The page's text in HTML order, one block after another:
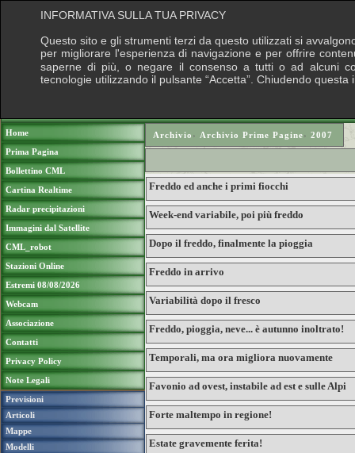
Home
Prima Pagina
Bollettino CML
Cartina Realtime
Radar precipitazioni
Immagini dal Satellite
CML_robot
Stazioni Online
Estremi 08/08/2026
Webcam
Associazione
Contatti
Privacy Policy
Note Legali
Previsioni
Articoli
Mappe
Modelli
Archivio › Archivio Prime Pagine› 2007
Freddo ed anche i primi fiocchi
Week-end variabile, poi più freddo
Dopo il freddo, finalmente la pioggia
Freddo in arrivo
Variabilità dopo il fresco
Freddo, pioggia, neve... è autunno inoltrato!
Temporali, ma ora migliora nuovamente
Favonio ad ovest, instabile ad est e sulle Alpi
Forte maltempo in regione!
Estate gravemente ferita!
INFORMATIVA SULLA TUA PRIVACY
Questo sito e gli strumenti terzi da questo utilizzati si
per migliorare l'esperienza di navigazione e per offrire
saperne di più, o negare il consenso a tutti o ad alcuni
tecnologie utilizzando il pulsante “Accetta”. Chiudendo